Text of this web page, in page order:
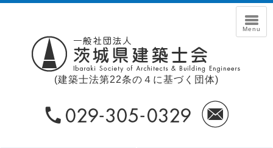
(建築士法第22条の４に基づく団体)